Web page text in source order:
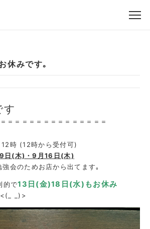
休みです｡
す
＝＝＝＝＝＝＝＝＝＝＝＝＝＝
時 (12時から受付可)
日(木)・9月16日(木)
会のためお店から出てます｡
的で13日(金)18日(水)もお休み
<(_ _)>